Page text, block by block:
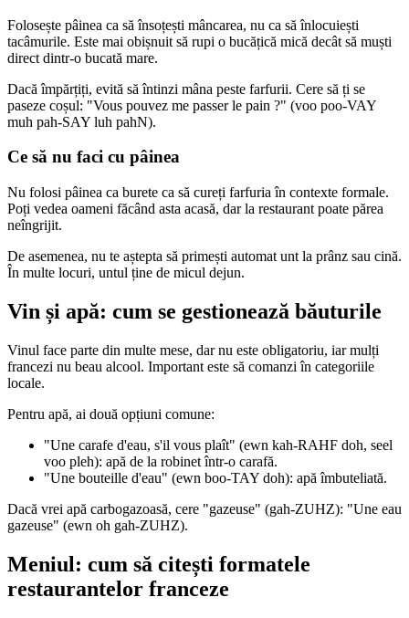
Folosește pâinea ca să însoțești mâncarea, nu ca să înlocuiești
tacâmurile. Este mai obișnuit să rupi o bucățică mică decât să muști
direct dintr-o bucată mare.
Dacă împărțiți, evită să întinzi mâna peste farfurii. Cere să ți se
paseze coșul: "Vous pouvez me passer le pain ?" (voo poo-VAY
muh pah-SAY luh pahN).
Ce să nu faci cu pâinea
Nu folosi pâinea ca burete ca să cureți farfuria în contexte formale.
Poți vedea oameni făcând asta acasă, dar la restaurant poate părea
neîngrijit.
De asemenea, nu te aștepta să primești automat unt la prânz sau cină.
În multe locuri, untul ține de micul dejun.
Vin și apă: cum se gestionează băuturile
Vinul face parte din multe mese, dar nu este obligatoriu, iar mulți
francezi nu beau alcool. Important este să comanzi în categoriile
locale.
Pentru apă, ai două opțiuni comune:
"Une carafe d'eau, s'il vous plaît" (ewn kah-RAHF doh, seel
voo pleh): apă de la robinet într-o carafă.
"Une bouteille d'eau" (ewn boo-TAY doh): apă îmbuteliată.
Dacă vrei apă carbogazoasă, cere "gazeuse" (gah-ZUHZ): "Une eau
gazeuse" (ewn oh gah-ZUHZ).
Meniul: cum să citești formatele
restaurantelor franceze